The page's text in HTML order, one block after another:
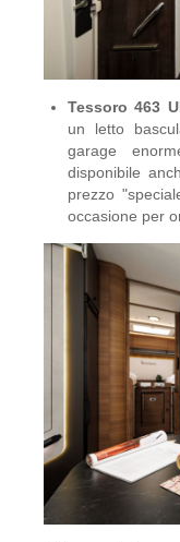
Tessoro 463
un letto
garage
disponibile
prezzo
occasione per